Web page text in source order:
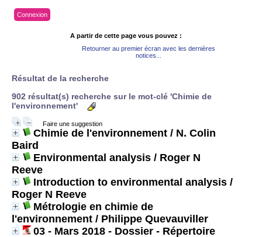
Connexion
A partir de cette page vous pouvez :
Retourner au premier écran avec les dernières
notices...
Résultat de la recherche
902 résultat(s) recherche sur le mot-clé 'Chimie de
l'environnement'
Faire une suggestion
Chimie de l'environnement / N. Colin
Baird
Environmental analysis / Roger N
Reeve
Introduction to environmental analysis /
Roger N Reeve
Métrologie en chimie de
l'environnement / Philippe Quevauviller
03 - Mars 2018 - Dossier - Répertoire